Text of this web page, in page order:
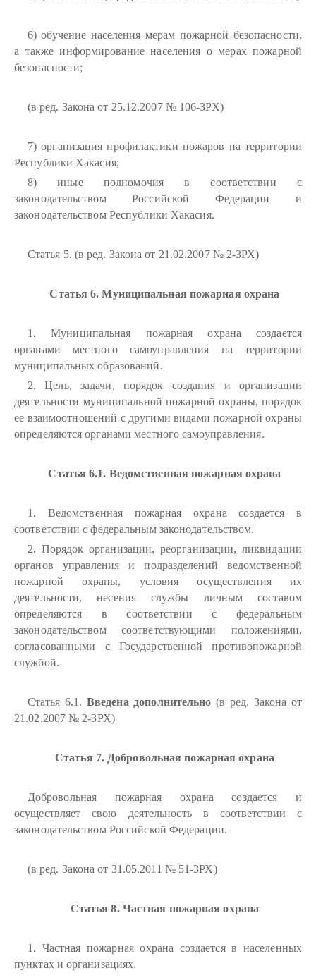
6) обучение населения мерам пожарной безопасности,
а также информирование населения о мерах пожарной
безопасности;
(в ред. Закона от 25.12.2007 № 106-ЗРХ)
7) организация профилактики пожаров на территории
Республики Хакасия;
8) иные полномочия в соответствии с
законодательством Российской Федерации и
законодательством Республики Хакасия.
Статья 5. (в ред. Закона от 21.02.2007 № 2-ЗРХ)
Статья 6. Муниципальная пожарная охрана
1. Муниципальная пожарная охрана создается
органами местного самоуправления на территории
муниципальных образований.
2. Цель, задачи, порядок создания и организации
деятельности муниципальной пожарной охраны, порядок
ее взаимоотношений с другими видами пожарной охраны
определяются органами местного самоуправления.
Статья 6.1. Ведомственная пожарная охрана
1. Ведомственная пожарная охрана создается в
соответствии с федеральным законодательством.
2. Порядок организации, реорганизации, ликвидации
органов управления и подразделений ведомственной
пожарной охраны, условия осуществления их
деятельности, несения службы личным составом
определяются в соответствии с федеральным
законодательством соответствующими положениями,
согласованными с Государственной противопожарной
службой.
Статья 6.1. Введена дополнительно (в ред. Закона от
21.02.2007 № 2-ЗРХ)
Статья 7. Добровольная пожарная охрана
Добровольная пожарная охрана создается и
осуществляет свою деятельность в соответствии с
законодательством Российской Федерации.
(в ред. Закона от 31.05.2011 № 51-ЗРХ)
Статья 8. Частная пожарная охрана
1. Частная пожарная охрана создается в населенных
пунктах и организациях.